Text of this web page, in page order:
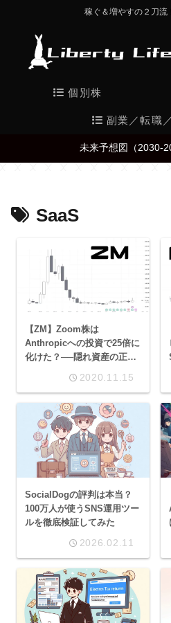
稼ぐ＆増やすの２刀流
個別株
副業／転職
未来予想図（2030-
SaaS
【ZM】Zoom株は
Anthropicへの投資で25倍に
化けた？──隠れ資産の正体
2020.11.15
SocialDogの評判は本当？
100万人が使うSNS運用ツー
ルを徹底検証してみた
2026.02.11